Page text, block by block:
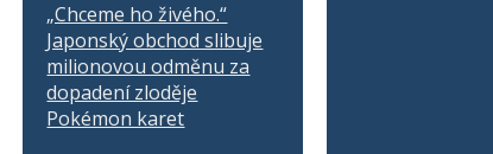
„Chceme ho živého.“
Japonský obchod slibuje
milionovou odměnu za
dopadení zloděje
Pokémon karet